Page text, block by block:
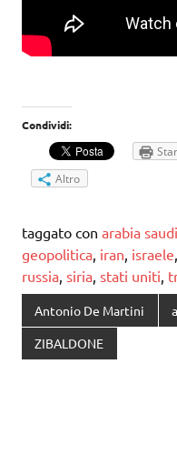
Condividi:
Altro
taggato con arabia
geopolitica, iran, israele,
russia, siria, stati uniti,
Antonio De Martini
ZIBALDONE